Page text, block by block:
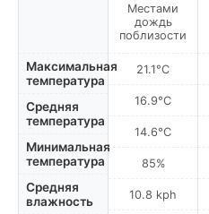
Максимальная
температура
Средняя
температура
Минимальная
температура
Средняя
влажность
Местами
дождь
поблизости
21.1°C
16.9°C
14.6°C
85%
10.8 kph